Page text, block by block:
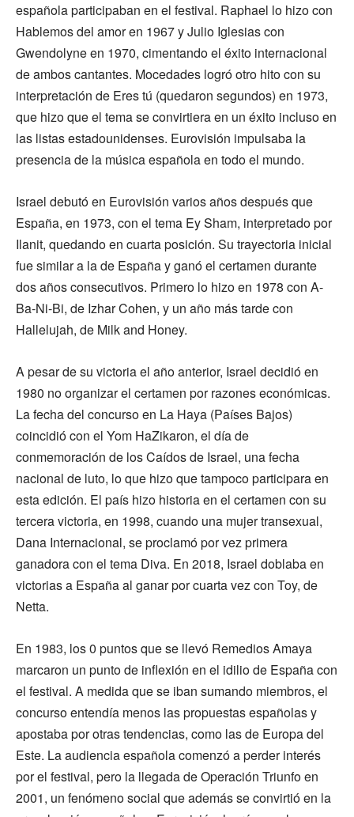
española participaban en el festival. Raphael lo hizo con
Hablemos del amor en 1967 y Julio Iglesias con
Gwendolyne en 1970, cimentando el éxito internacional
de ambos cantantes. Mocedades logró otro hito con su
interpretación de Eres tú (quedaron segundos) en 1973,
que hizo que el tema se convirtiera en un éxito incluso en
las listas estadounidenses. Eurovisión impulsaba la
presencia de la música española en todo el mundo.
Israel debutó en Eurovisión varios años después que
España, en 1973, con el tema Ey Sham, interpretado por
Ilanit, quedando en cuarta posición. Su trayectoria inicial
fue similar a la de España y ganó el certamen durante
dos años consecutivos. Primero lo hizo en 1978 con A-
Ba-Ni-Bi, de Izhar Cohen, y un año más tarde con
Hallelujah, de Milk and Honey.
A pesar de su victoria el año anterior, Israel decidió en
1980 no organizar el certamen por razones económicas.
La fecha del concurso en La Haya (Países Bajos)
coincidió con el Yom HaZikaron, el día de
conmemoración de los Caídos de Israel, una fecha
nacional de luto, lo que hizo que tampoco participara en
esta edición. El país hizo historia en el certamen con su
tercera victoria, en 1998, cuando una mujer transexual,
Dana Internacional, se proclamó por vez primera
ganadora con el tema Diva. En 2018, Israel doblaba en
victorias a España al ganar por cuarta vez con Toy, de
Netta.
En 1983, los 0 puntos que se llevó Remedios Amaya
marcaron un punto de inflexión en el idilio de España con
el festival. A medida que se iban sumando miembros, el
concurso entendía menos las propuestas españolas y
apostaba por otras tendencias, como las de Europa del
Este. La audiencia española comenzó a perder interés
por el festival, pero la llegada de Operación Triunfo en
2001, un fenómeno social que además se convirtió en la